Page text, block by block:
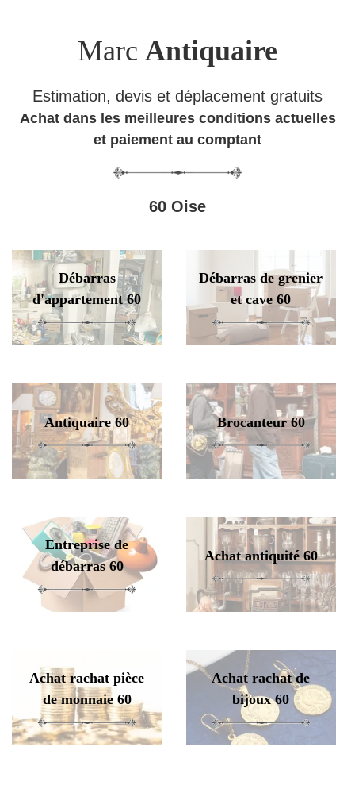
Marc Antiquaire
Estimation, devis et déplacement gratuits
Achat dans les meilleures conditions actuelles
et paiement au comptant
60 Oise
Débarras
d'appartement 60
Débarras de grenier
et cave 60
Antiquaire 60 Brocanteur 60
Entreprise de
débarras 60
Achat antiquité 60
Achat rachat pièce
de monnaie 60
Achat rachat de
bijoux 60